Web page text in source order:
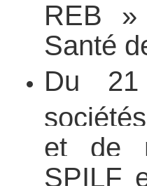
REB »
Santé
Du
et de
SPILF